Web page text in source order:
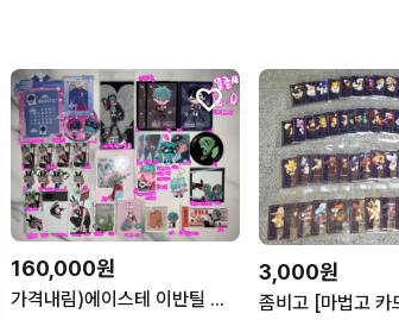
160,000원
가격내림)에이스테 이반틸 에일리언 스테이지 좀비스테이지 좀비스테 하이틴 바니스테 메이드 토끼
3,000원